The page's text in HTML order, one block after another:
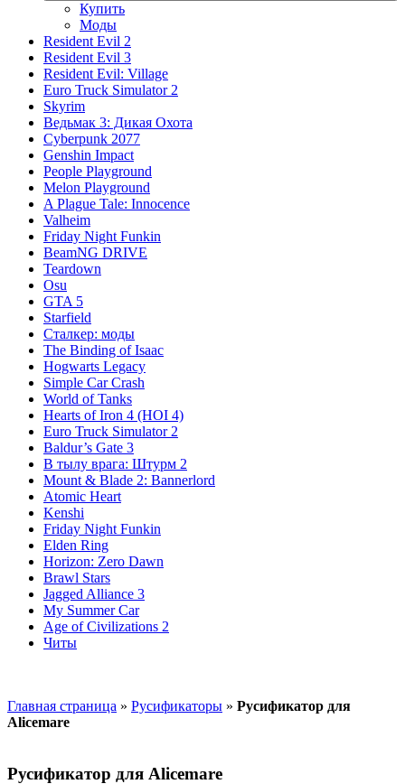
Купить
Моды
Resident Evil 2
Resident Evil 3
Resident Evil: Village
Euro Truck Simulator 2
Skyrim
Ведьмак 3: Дикая Охота
Cyberpunk 2077
Genshin Impact
People Playground
Melon Playground
A Plague Tale: Innocence
Valheim
Friday Night Funkin
BeamNG DRIVE
Teardown
Osu
GTA 5
Starfield
Сталкер: моды
The Binding of Isaac
Hogwarts Legacy
Simple Car Crash
World of Tanks
Hearts of Iron 4 (HOI 4)
Euro Truck Simulator 2
Baldur’s Gate 3
В тылу врага: Штурм 2
Mount & Blade 2: Bannerlord
Atomic Heart
Kenshi
Friday Night Funkin
Elden Ring
Horizon: Zero Dawn
Brawl Stars
Jagged Alliance 3
My Summer Car
Age of Civilizations 2
Читы
Главная страница » Русификаторы » Русификатор для
Alicemare
Русификатор для Alicemare